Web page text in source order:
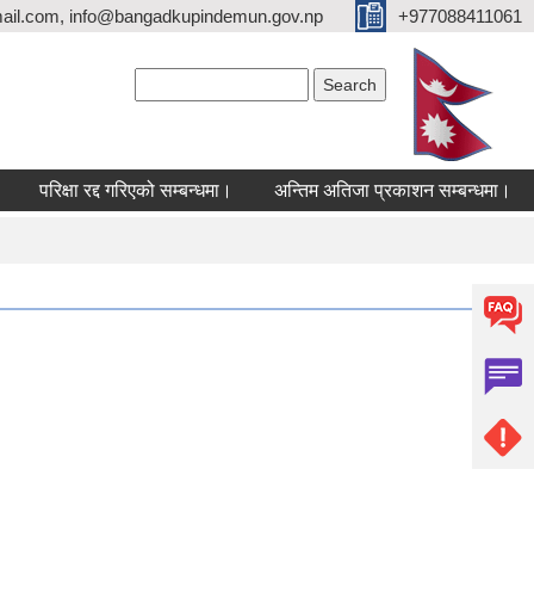
info@bangadkupindemun.gov.np +977088411061
रद्द गरिएको सम्बन्धमा। अन्तिम अतिजा प्रकाशन सम्बन्धमा।